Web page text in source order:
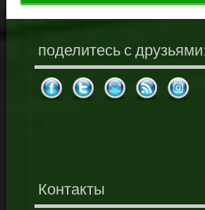
поделитесь с друзьями:
Контакты